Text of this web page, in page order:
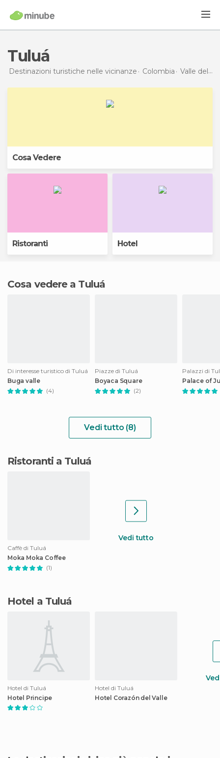
Tuluá
Destinazioni turistiche nelle vicinanze Colombia Valle del Cauca
Cosa Vedere
Ristoranti Hotel
Cosa vedere a Tuluá
Di interesse turistico di Tuluá
Buga valle
(4)
Piazze di Tuluá
Boyaca Square
(2)
Palazzi di
Palace of
Vedi tutto (8)
Ristoranti a Tuluá
Caffè di Tuluá
Moka Moka Coffee
(1)
Vedi tutto
Hotel a Tuluá
Hotel di Tuluá
Hotel Principe
Hotel di Tuluá
Hotel Corazón del Valle